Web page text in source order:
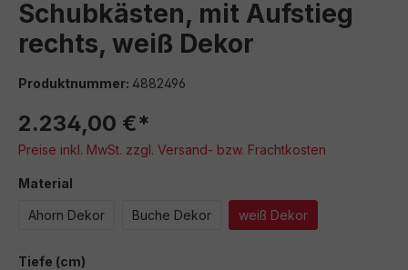
Schubkästen, mit Aufstieg
rechts, weiß Dekor
Produktnummer: 4882496
2.234,00 €*
Preise inkl. MwSt. zzgl. Versand- bzw. Frachtkosten
Material
Ahorn Dekor Buche Dekor weiß Dekor
Tiefe (cm)